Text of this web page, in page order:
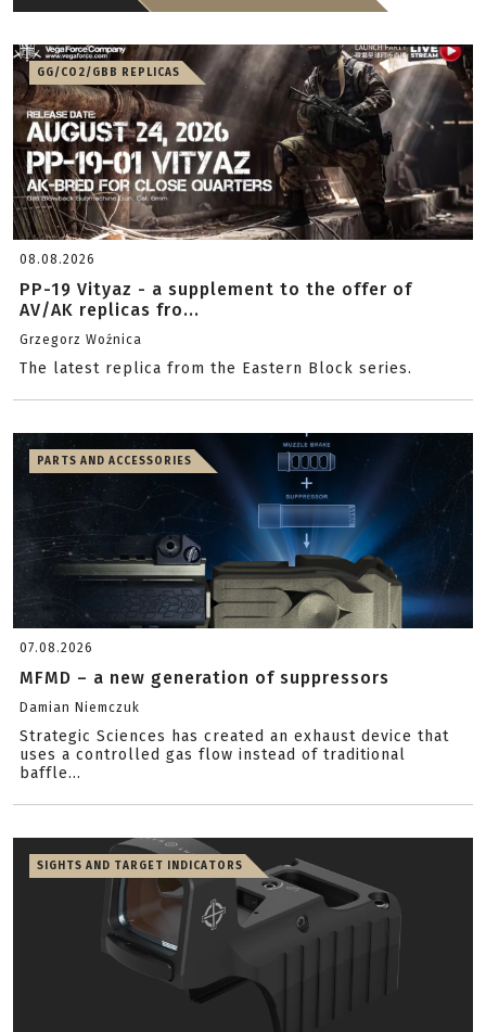
GG/CO2/GBB REPLICAS
08.08.2026
PP-19 Vityaz - a supplement to the offer of
AV/AK replicas fro...
Grzegorz Woźnica
The latest replica from the Eastern Block series.
PARTS AND ACCESSORIES
07.08.2026
MFMD – a new generation of suppressors
Damian Niemczuk
Strategic Sciences has created an exhaust device that
uses a controlled gas flow instead of traditional
baffle...
SIGHTS AND TARGET INDICATORS